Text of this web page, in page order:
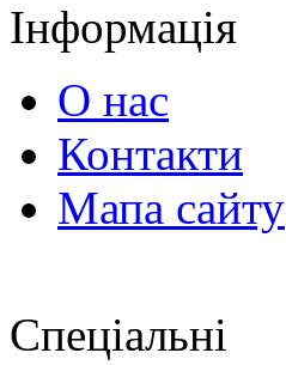
Інформація
О нас
Контакти
Мапа сайту
Спеціальні